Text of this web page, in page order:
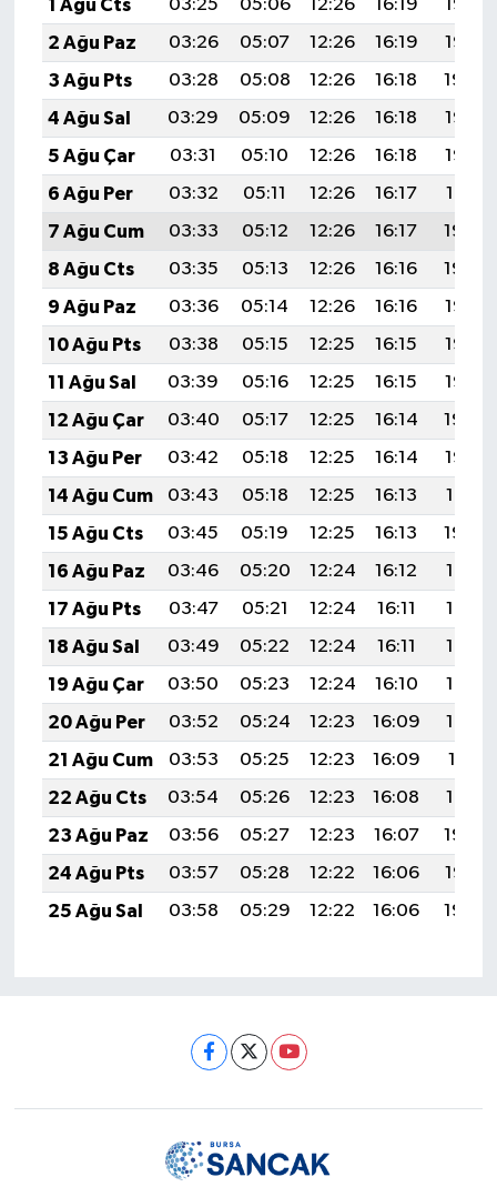
1 Ağu Cts
03:25 05:06 12:26 16:19
19:36
2 Ağu Paz
03:26 05:07 12:26 16:19
19:35
3 Ağu Pts
03:28 05:08 12:26 16:18
19:34
4 Ağu Sal
03:29 05:09 12:26 16:18
19:33
5 Ağu Çar
03:31 05:10 12:26 16:18
19:32
6 Ağu Per
03:32 05:11 12:26 16:17
19:31
7 Ağu Cum
03:33 05:12 12:26 16:17
19:30
8 Ağu Cts
03:35 05:13 12:26 16:16
19:29
9 Ağu Paz
03:36 05:14 12:26 16:16
19:27
10 Ağu Pts
03:38 05:15 12:25 16:15
19:26
11 Ağu Sal
03:39 05:16 12:25 16:15
19:25
12 Ağu Çar
03:40 05:17 12:25 16:14
19:24
13 Ağu Per
03:42 05:18 12:25 16:14
19:22
14 Ağu Cum
03:43 05:18 12:25 16:13
19:21
15 Ağu Cts
03:45 05:19 12:25 16:13
19:20
16 Ağu Paz
03:46 05:20 12:24 16:12
19:18
17 Ağu Pts
03:47 05:21 12:24 16:11
19:17
18 Ağu Sal
03:49 05:22 12:24 16:11
19:16
19 Ağu Çar
03:50 05:23 12:24 16:10
19:14
20 Ağu Per
03:52 05:24 12:23 16:09
19:13
21 Ağu Cum
03:53 05:25 12:23 16:09
19:11
22 Ağu Cts
03:54 05:26 12:23 16:08
19:10
23 Ağu Paz
03:56 05:27 12:23 16:07
19:08
24 Ağu Pts
03:57 05:28 12:22 16:06
19:07
25 Ağu Sal
03:58 05:29 12:22 16:06 19:05